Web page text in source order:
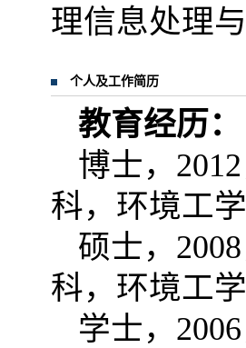
理信息处理
个人及工作简历
教育经历：
博士，
科，环境工
硕士，
科，环境工
学士，